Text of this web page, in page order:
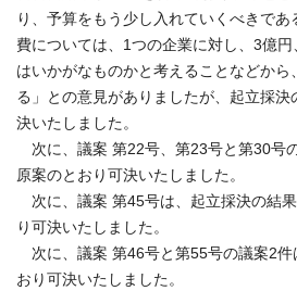
り、予算をもう少し入れていくべきで
費については、1つの企業に対し、3億
はいかがなものかと考えることなどから
る」との意見がありましたが、起立採
決いたしました。
次に、議案 第22号、第23号と第30号
原案のとおり可決いたしました。
次に、議案 第45号は、起立採決の結
り可決いたしました。
次に、議案 第46号と第55号の議案2件
おり可決いたしました。